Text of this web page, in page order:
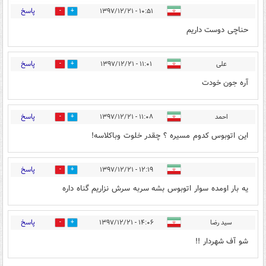
۱۰:۵۱ - ۱۳۹۷/۱۲/۲۱ 7 پاسخ
حناچی دوست داریم
علی ۱۱:۰۱ - ۱۳۹۷/۱۲/۲۱ 5 پاسخ
آره جون خودت
احمد ۱۱:۰۸ - ۱۳۹۷/۱۲/۲۱ 6 پاسخ
این اتوبوس کدوم مسیره ؟ چقدر خلوت وباکلاسه!
۱۲:۱۹ - ۱۳۹۷/۱۲/۲۱ 0 پاسخ
یه بار اومده سوار اتوبوس بشه سربه سرش نزاریم گناه داره
سید رضا ۱۴:۰۶ - ۱۳۹۷/۱۲/۲۱ 0 پاسخ
شو آف شهردار !!